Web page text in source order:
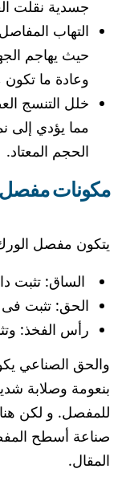
جسدية نقلت
التهاب
حيث يهاجم
وعادة ما تكون
خلل التنسج
مما يؤدي إلى
الحجم المعتاد.
مكونات مفصل
يتكون مفصل
الساق: تثبت
الحق: تثبت
رأس الفخذ:
والحق الصناعي
بنعومة وصلابة
للمفصل. و لكن
صناعة أسطح
المقال.